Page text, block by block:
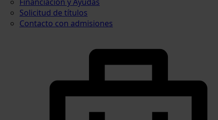
Solicitud de títulos
Contacto con admisiones